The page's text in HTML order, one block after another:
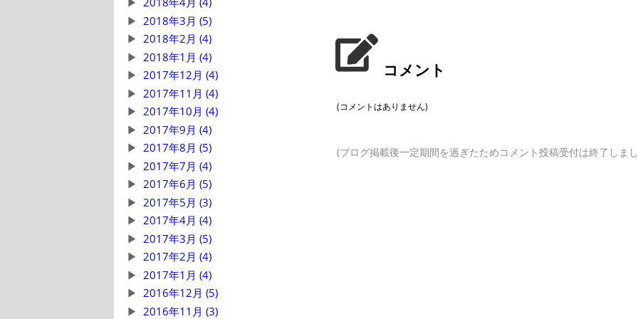
2018年3月 (5)
2018年2月 (4)
2018年1月 (4)
2017年12月 (4)
2017年11月 (4)
2017年10月 (4)
2017年9月 (4)
2017年8月 (5)
2017年7月 (4)
2017年6月 (5)
2017年5月 (3)
2017年4月 (4)
2017年3月 (5)
2017年2月 (4)
2017年1月 (4)
2016年12月 (5)
2016年11月 (3)
コメント
(コメントはありません)
(ブログ掲載後一定期間を過ぎたためコメント投稿受付は終了しま